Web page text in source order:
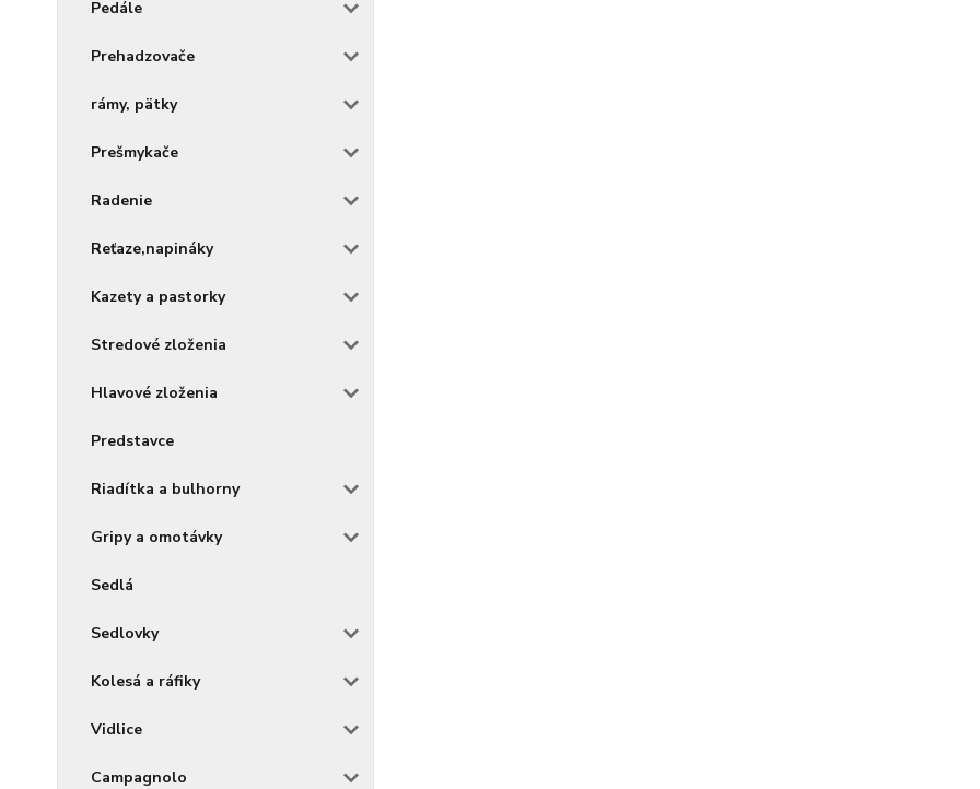
Pedále
Prehadzovače
rámy, pätky
Prešmykače
Radenie
Reťaze,napináky
Kazety a pastorky
Stredové zloženia
Hlavové zloženia
Predstavce
Riadítka a bulhorny
Gripy a omotávky
Sedlá
Sedlovky
Kolesá a ráfiky
Vidlice
Campagnolo